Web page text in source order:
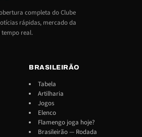
completa do Clube
rápidas, mercado da
tempo real.
BRASILEIRÃO
Tabela
Artilharia
Jogos
Elenco
Flamengo joga hoje?
Brasileirão — Rodada